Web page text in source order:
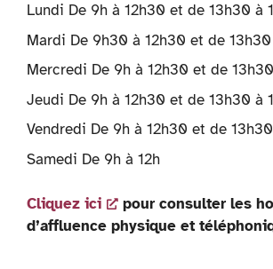
Lundi De 9h à 12h30 et de 13h30 à
Mardi De 9h30 à 12h30 et de
Mercredi De 9h à 12h30 et de
Jeudi De 9h à 12h30 et de 13h30 à
Vendredi De 9h à 12h30 et de
Samedi De 9h à 12h
Cliquez ici
pour consulter les
d’affluence physique et